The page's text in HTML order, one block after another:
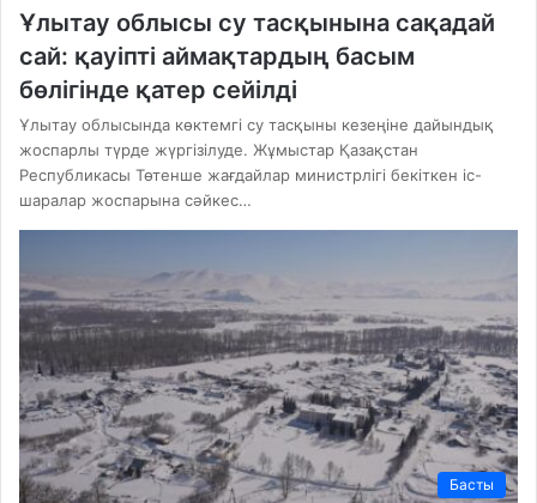
Ұлытау облысы су тасқынына сақадай
сай: қауіпті аймақтардың басым
бөлігінде қатер сейілді
Ұлытау облысында көктемгі су тасқыны кезеңіне дайындық
жоспарлы түрде жүргізілуде. Жұмыстар Қазақстан
Республикасы Төтенше жағдайлар министрлігі бекіткен іс-
шаралар жоспарына сәйкес…
Басты